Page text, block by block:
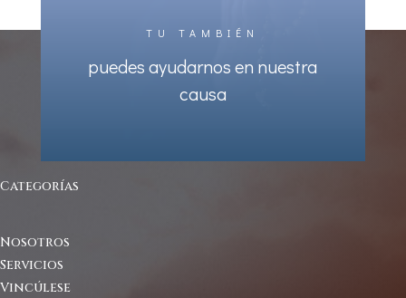
TU TAMBIÉN
puedes ayudarnos en nuestra
causa
Categorías
Nosotros
Servicios
Vincúlese